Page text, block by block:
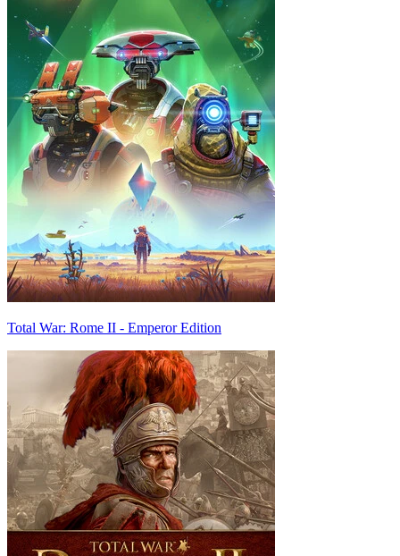
Total War: Rome II - Emperor Edition